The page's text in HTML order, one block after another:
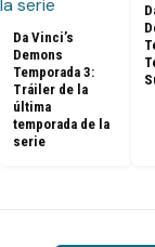
Da Vinci’s
Demons
Temporada 3:
Tráiler de la
última
temporada de la
serie